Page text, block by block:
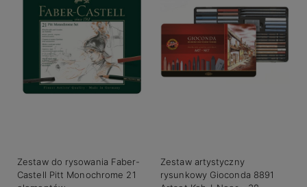
Zestaw do rysowania Faber-
Castell Pitt Monochrome 21
Zestaw artystyczny
rysunkowy Gioconda 8891